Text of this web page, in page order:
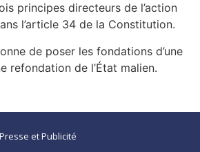
principes directeurs de l’action
l’article 34 de la Constitution.
de poser les fondations d’une
refondation de l’État malien.
et Publicité